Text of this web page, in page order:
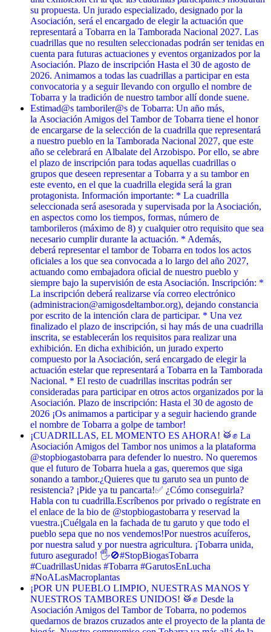
su propuesta. Un jurado especializado, designado por la
Asociación, será el encargado de elegir la actuación que
representará a Tobarra en la Tamborada Nacional 2027. Las
cuadrillas que no resulten seleccionadas podrán ser tenidas en
cuenta para futuras actuaciones y eventos organizados por la
Asociación. Plazo de inscripción Hasta el 30 de agosto de
2026. Animamos a todas las cuadrillas a participar en esta
convocatoria y a seguir llevando con orgullo el nombre de
Tobarra y la tradición de nuestro tambor allí donde suene.
Estimad@s tamboriler@s de Tobarra: Un año más,
la Asociación Amigos del Tambor de Tobarra tiene el honor
de encargarse de la selección de la cuadrilla que representará
a nuestro pueblo en la Tamborada Nacional 2027, que este
año se celebrará en Albalate del Arzobispo. Por ello, se abre
el plazo de inscripción para todas aquellas cuadrillas o
grupos que deseen representar a Tobarra y a su tambor en
este evento, en el que la cuadrilla elegida será la gran
protagonista. Información importante: * La cuadrilla
seleccionada será asesorada y supervisada por la Asociación,
en aspectos como los tiempos, formas, número de
tamborileros (máximo de 8) y cualquier otro requisito que sea
necesario cumplir durante la actuación. * Además,
deberá representar el tambor de Tobarra en todos los actos
oficiales a los que sea convocada a lo largo del año 2027,
actuando como embajadora oficial de nuestro pueblo y
siempre bajo la supervisión de esta Asociación. Inscripción: *
La inscripción deberá realizarse vía correo electrónico
(administracion@amigosdeltambor.org), dejando constancia
por escrito de la intención clara de participar. * Una vez
finalizado el plazo de inscripción, si hay más de una cuadrilla
inscrita, se establecerán los requisitos para realizar una
exhibición. En dicha exhibición, un jurado experto
compuesto por la Asociación, será encargado de elegir la
actuación estelar que representará a Tobarra en la Tamborada
Nacional. * El resto de cuadrillas inscritas podrán ser
consideradas para participar en otros actos organizados por la
Asociación. Plazo de inscripción: Hasta el 30 de agosto de
2026 ¡Os animamos a participar y a seguir haciendo grande
el nombre de Tobarra a golpe de tambor!
¡CUADRILLAS, EL MOMENTO ES AHORA! 🥁✊ La
Asociación Amigos del Tambor nos unimos a la plataforma
@stopbiogastobarra para defender lo nuestro. No queremos
que el futuro de Tobarra huela a gas, queremos que siga
sonando a tambor. ​¿Quieres que tu garuto sea un punto de
resistencia? ¡Pide ya tu pancarta! ​✅ ¿Cómo conseguirla? ​
Habla con tu cuadrilla. ​Escríbenos por privado o regístrate en
el enlace de la bio de @stopbiogastobarra y reservad la
vuestra. ​¡Cuélgala en la fachada de tu garuto y que todo el
pueblo sepa que no nos vendemos! ​Por nuestros acuíferos,
por nuestra salud y por nuestra agricultura. ¡Tobarra unida,
futuro asegurado! 🖐️🚫 ​#StopBiogasTobarra
#CuadrillasUnidas #Tobarra #GarutosEnLucha
#NoALasMacroplantas
¡POR UN PUEBLO LIMPIO, NUESTRAS MANOS Y
NUESTROS TAMBORES UNIDOS! 🥁✊ Desde la
Asociación Amigos del Tambor de Tobarra, no podemos
quedarnos de brazos cruzados ante el proyecto de la planta de